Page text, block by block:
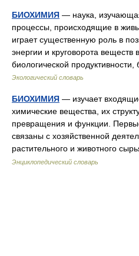
БИОХИМИЯ — наука,
процессы, происходящие в
играет существенную роль в
энергии и круговорота веществ
биологической
Экологический словарь
БИОХИМИЯ — изучает
химические вещества, их
превращения и функции.
связаны с хозяйственной
растительного и животного
Энциклопедический словарь